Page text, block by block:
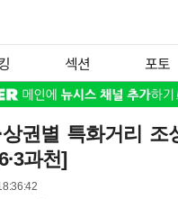
섹션 포토
상권별 특화거리
과천]